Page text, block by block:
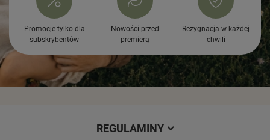
Promocje tylko dla
subskrybentów
Nowości przed
premierą
Rezygnacja w każdej
chwili
REGULAMINY